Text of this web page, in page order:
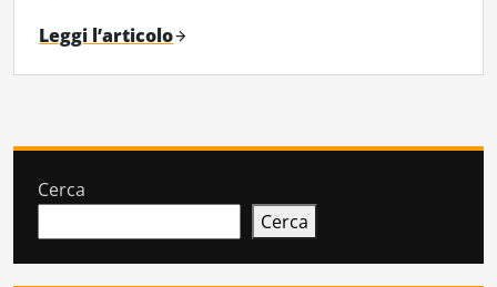
Leggi l’articolo
Cerca
Cerca